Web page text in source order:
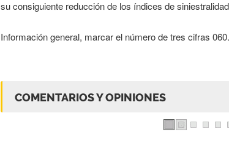
su consiguiente reducción de los índices de
Información general, marcar el número de tres cifras 060.
COMENTARIOS Y OPINIONES